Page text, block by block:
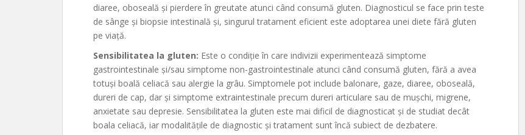
diaree, oboseală și pierdere în greutate atunci când consumă gluten. Diagnosticul se face prin teste
de sânge și biopsie intestinală și, singurul tratament eficient este adoptarea unei diete fără gluten
pe viață.
Sensibilitatea la gluten: Este o condiție în care indivizii experimentează simptome
gastrointestinale și/sau simptome non-gastrointestinale atunci când consumă gluten, fără a avea
totuși boală celiacă sau alergie la grâu. Simptomele pot include balonare, gaze, diaree, oboseală,
dureri de cap, dar și simptome extraintestinale precum dureri articulare sau de mușchi, migrene,
anxietate sau depresie. Sensibilitatea la gluten este mai dificil de diagnosticat și de studiat decât
boala celiacă, iar modalitățile de diagnostic și tratament sunt încă subiect de dezbatere.